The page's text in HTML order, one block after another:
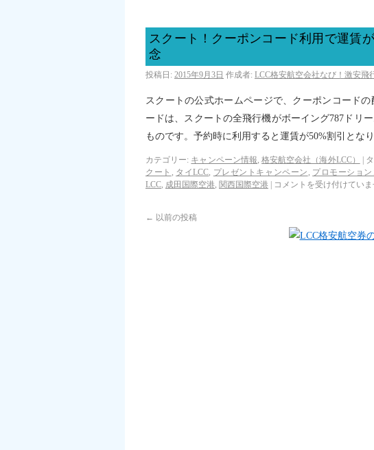
スクート！クーポンコード利用で運賃
念
投稿日: 2015年9月3日 作成者: LCC格安航空会社なび！激安飛
スクートの公式ホームページで、クーポンコード
ードは、スクートの全飛行機がボーイング787ドリ
ものです。予約時に利用すると運賃が50%割引とな
カテゴリー: キャンペーン情報, 格安航空会社（海外LCC）
クート , タイLCC, プレゼントキャンペーン , プロモーション
LCC, 成田国際空港, 関西国際空港 コメントを受け付けていま
← 以前の投稿